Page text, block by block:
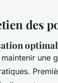
des
une